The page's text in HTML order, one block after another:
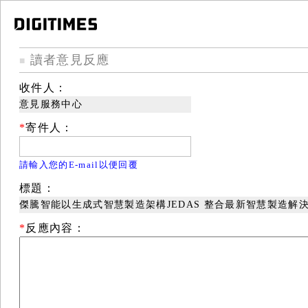
■ 讀者意見反應
收件人：
意見服務中心
*寄件人：
請輸入您的E-mail以便回覆
標題：
傑騰智能以生成式智慧製造架構JEDAS 整合最新智慧製造解
* 反應內容：